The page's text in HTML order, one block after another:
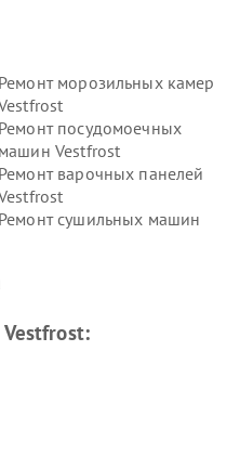
Ремонт морозильных камер
Ремонт посудомоечных
машин Vestfrost
Ремонт варочных панелей
Ремонт сушильных машин
Vestfrost: